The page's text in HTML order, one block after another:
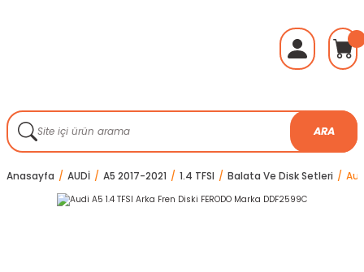
ARA
Anasayfa AUDİ A5 2017-2021 1.4 TFSI Balata Ve Disk Setleri